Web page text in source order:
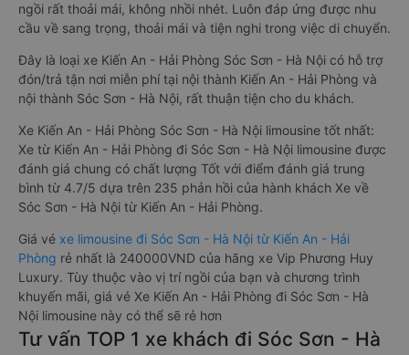
ngồi rất thoải mái, không nhồi nhét. Luôn đáp ứng được nhu
cầu về sang trọng, thoải mái và tiện nghi trong việc di chuyển.
Đây là loại xe Kiến An - Hải Phòng Sóc Sơn - Hà Nội có hỗ trợ
đón/trả tận nơi miễn phí tại nội thành Kiến An - Hải Phòng và
nội thành Sóc Sơn - Hà Nội, rất thuận tiện cho du khách.
Xe Kiến An - Hải Phòng Sóc Sơn - Hà Nội limousine tốt nhất:
Xe từ Kiến An - Hải Phòng đi Sóc Sơn - Hà Nội limousine được
đánh giá chung có chất lượng Tốt với điểm đánh giá trung
bình từ 4.7/5 dựa trên 235 phản hồi của hành khách Xe về
Sóc Sơn - Hà Nội từ Kiến An - Hải Phòng.
Giá vé xe limousine đi Sóc Sơn - Hà Nội từ Kiến An - Hải
Phòng rẻ nhất là 240000VND của hãng xe Vip Phương Huy
Luxury. Tùy thuộc vào vị trí ngồi của bạn và chương trình
khuyến mãi, giá vé Xe Kiến An - Hải Phòng đi Sóc Sơn - Hà
Nội limousine này có thể sẽ rẻ hơn
Tư vấn TOP 1 xe khách đi Sóc Sơn - Hà